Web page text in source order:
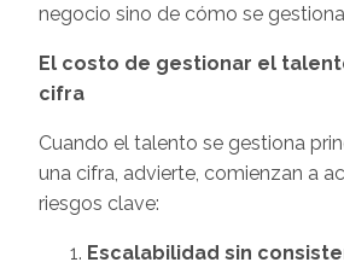
negocio sino de cómo se
El costo de gestionar el
cifra
Cuando el talento se gestiona
una cifra, advierte, comienzan a
riesgos clave:
Escalabilidad sin